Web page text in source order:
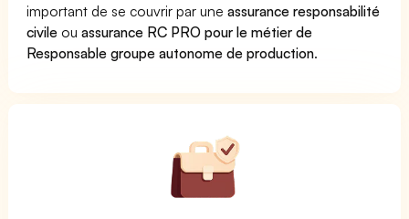
important de se couvrir par uneassurance responsabilité
civile ouassurance RC PRO pour le métier de
Responsable groupe autonome de production.